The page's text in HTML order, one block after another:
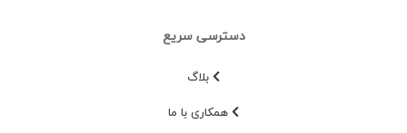
دسترسی سریع
بلاگ
همکاری با ما